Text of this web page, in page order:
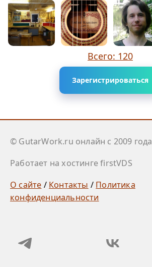
Всего: 120
Зарегистрироваться
© GutarWork.ru онлайн c 2009 года
Работает на хостинге firstVDS
О сайте / Контакты / Политика
конфиденциальности